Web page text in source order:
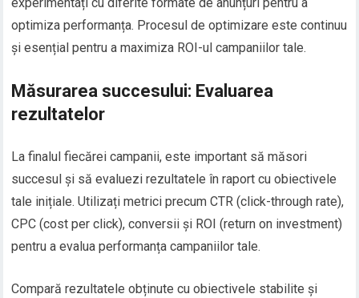
experimentați cu diferite formate de anunțuri pentru a
optimiza performanța. Procesul de optimizare este continuu
și esențial pentru a maximiza ROI-ul campaniilor tale.
Măsurarea succesului: Evaluarea
rezultatelor
La finalul fiecărei campanii, este important să măsori
succesul și să evaluezi rezultatele în raport cu obiectivele
tale inițiale. Utilizați metrici precum CTR (click-through rate),
CPC (cost per click), conversii și ROI (return on investment)
pentru a evalua performanța campaniilor tale.
Compară rezultatele obținute cu obiectivele stabilite și